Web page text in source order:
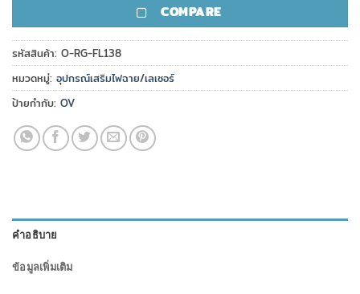
COMPARE
รหัสสินค้า: O-RG-FL138
หมวดหมู่: อุปกรณ์เสริมไฟฉาย/เลเซอร์
ป้ายกำกับ: OV
คำอธิบาย
ข้อมูลเพิ่มเติม